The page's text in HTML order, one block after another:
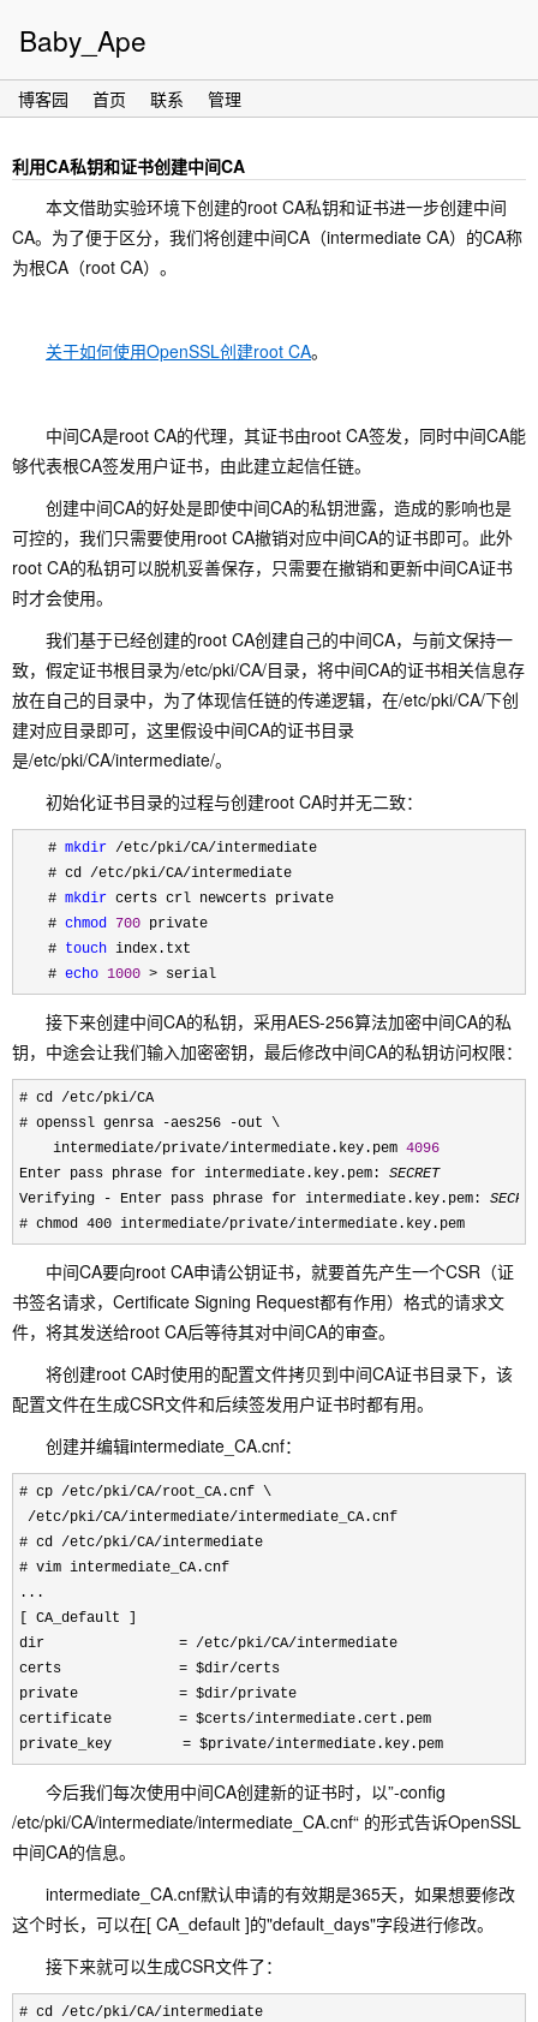
Baby_Ape
博客园 首页 联系 管理
利用CA私钥和证书创建中间CA
本文借助实验环境下创建的root CA私钥和证书进一步创建中间
CA。为了便于区分，我们将创建中间CA（intermediate CA）的CA称
为根CA（root CA）。
关于如何使用OpenSSL创建root CA。
中间CA是root CA的代理，其证书由root CA签发，同时中间CA能
够代表根CA签发用户证书，由此建立起信任链。
创建中间CA的好处是即使中间CA的私钥泄露，造成的影响也是
可控的，我们只需要使用root CA撤销对应中间CA的证书即可。此外
root CA的私钥可以脱机妥善保存，只需要在撤销和更新中间CA证书
时才会使用。
我们基于已经创建的root CA创建自己的中间CA，与前文保持一
致，假定证书根目录为/etc/pki/CA/目录，将中间CA的证书相关信息存
放在自己的目录中，为了体现信任链的传递逻辑，在/etc/pki/CA/下创
建对应目录即可，这里假设中间CA的证书目录
是/etc/pki/CA/intermediate/。
初始化证书目录的过程与创建root CA时并无二致：
# mkdir /etc/pki/CA/intermediate
# cd /etc/pki/CA/intermediate
# mkdir certs crl newcerts private
# chmod 700 private
# touch index.txt
# echo 1000 > serial
接下来创建中间CA的私钥，采用AES-256算法加密中间CA的私
钥，中途会让我们输入加密密钥，最后修改中间CA的私钥访问权限：
# cd /etc/pki/CA
# openssl genrsa
-aes256 -out \
    intermediate
/private/intermediate.key.pem 4096
Enter pass phrase for intermediate.key.pem: SECRET
Verifying - Enter pass phrase for intermediate.key.pem:
# chmod 400 intermediate/private/intermediate.key.pem
中间CA要向root CA申请公钥证书，就要首先产生一个CSR（证
书签名请求，Certificate Signing Request都有作用）格式的请求文
件，将其发送给root CA后等待其对中间CA的审查。
将创建root CA时使用的配置文件拷贝到中间CA证书目录下，该
配置文件在生成CSR文件和后续签发用户证书时都有用。
创建并编辑intermediate_CA.cnf：
# cp /etc/pki/CA/root_CA.cnf \
/etc/pki/CA/intermediate/intermediate_CA.cnf
# cd /etc/pki/CA/intermediate
# vim intermediate_CA.cnf
...
[ CA_default ]
dir                = /etc/pki/CA/intermediate
certs              = $dir/certs
private            = $dir/private
certificate        = $certs/intermediate.cert.pem
private_key     　　= $private/intermediate.key.pem
今后我们每次使用中间CA创建新的证书时，以”-config
/etc/pki/CA/intermediate/intermediate_CA.cnf“ 的形式告诉OpenSSL
中间CA的信息。
intermediate_CA.cnf默认申请的有效期是365天，如果想要修改
这个时长，可以在[ CA_default ]的"default_days"字段进行修改。
接下来就可以生成CSR文件了：
# cd /etc/pki/CA/intermediate